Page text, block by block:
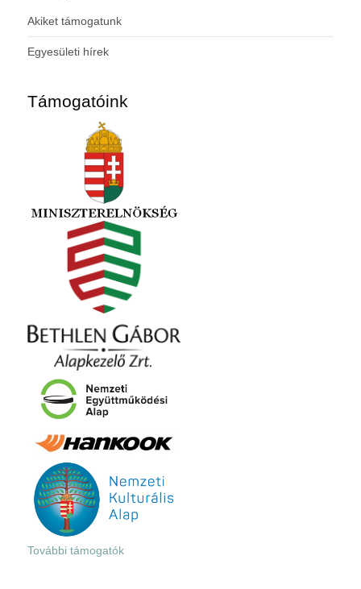
Akiket támogatunk
Egyesületi hírek
Támogatóink
További támogatók